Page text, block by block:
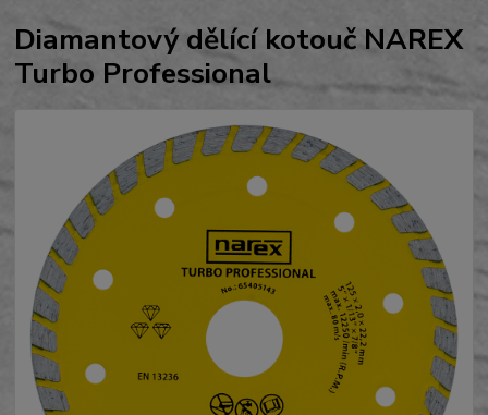
Diamantový dělící kotouč NAREX
Turbo Professional